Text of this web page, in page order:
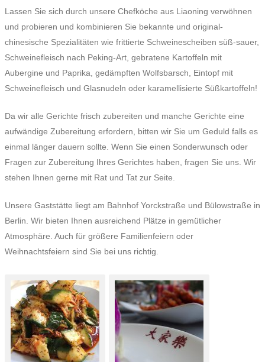
Lassen Sie sich durch unsere Chefköche aus Liaoning verwöhnen
und probieren und kombinieren Sie bekannte und original-
chinesische Spezialitäten wie frittierte Schweinescheiben süß-sauer,
Schweinefleisch nach Peking-Art, gebratene Kartoffeln mit
Aubergine und Paprika, gedämpften Wolfsbarsch, Eintopf mit
Schweinefleisch und Glasnudeln oder karamellisierte Süßkartoffeln!
Da wir alle Gerichte frisch zubereiten und manche Gerichte eine
aufwändige Zubereitung erfordern, bitten wir Sie um Geduld falls es
einmal länger dauern sollte. Wenn Sie einen Sonderwunsch oder
Fragen zur Zubereitung Ihres Gerichtes haben, fragen Sie uns. Wir
stehen Ihnen gerne mit Rat und Tat zur Seite.
Unsere Gaststätte liegt am Bahnhof Yorckstraße und Bülowstraße in
Berlin. Wir bieten Ihnen ausreichend Plätze in gemütlicher
Atmosphäre. Auch für größere Familienfeiern oder
Weihnachtsfeiern sind Sie bei uns richtig.